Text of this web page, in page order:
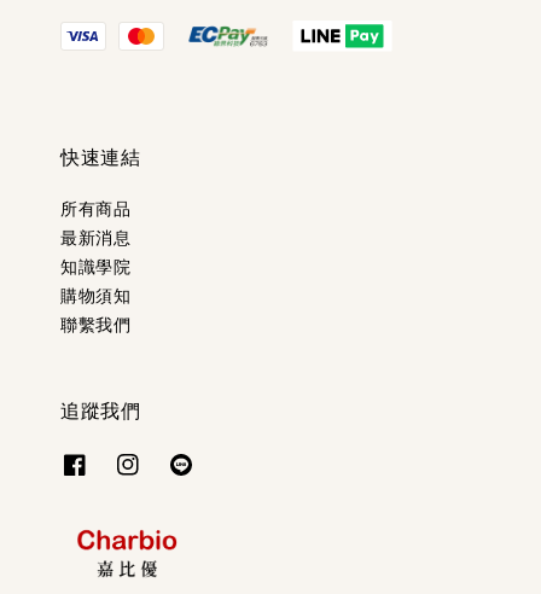
快速連結
所有商品
最新消息
知識學院
購物須知
聯繫我們
追蹤我們